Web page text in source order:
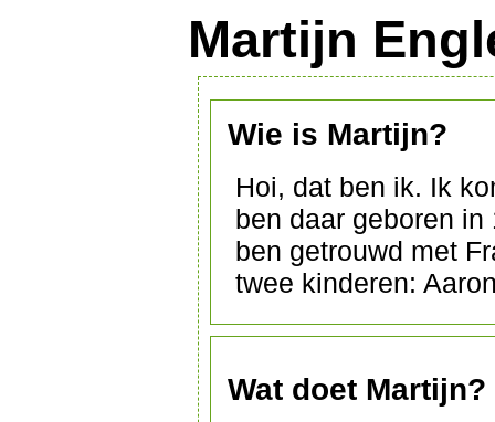
Martijn
Wie is Martijn?
Hoi, dat ben ik. Ik
ben daar geboren
ben getrouwd met
twee kinderen:
Wat doet Martijn?